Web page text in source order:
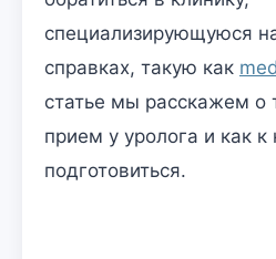
специализирующуюся
справках, такую как
статье мы расскажем о
прием у уролога и как к
подготовиться.